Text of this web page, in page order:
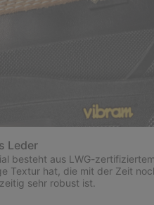
Leder
besteht aus LWG-
Textur hat, die mit der Zeit
sehr robust ist.